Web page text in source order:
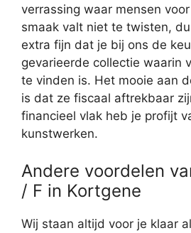
verrassing waar mensen
smaak valt niet te twisten,
extra fijn dat je bij ons de
gevarieerde collectie waarin
te vinden is. Het mooie aan
is dat ze fiscaal aftrekbaar
financieel vlak heb je profijt
kunstwerken.
Andere voordelen
/ F in Kortgene
Wij staan altijd voor je klaar